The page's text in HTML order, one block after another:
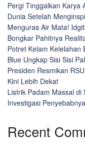
Pergi Tinggalkan Karya
Dunia Setelah
Menguras Air Mata!
Bongkar Pahitnya
Potret Kelam Kelelahan
Blue Ungkap Sisi Sisi
Presiden Resmikan
Kini Lebih Dekat
Listrik Padam Massal
Investigasi Penyebabnya
Recent